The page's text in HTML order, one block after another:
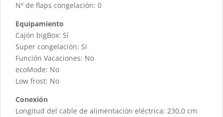
Nº de flaps congelación: 0
Equipamiento
Cajón bigBox: Sí
Super congelación: Sí
Función Vacaciones: No
ecoMode: No
Low frost: No
Conexión
Longitud del cable de alimentación eléctrica: 230,0 cm